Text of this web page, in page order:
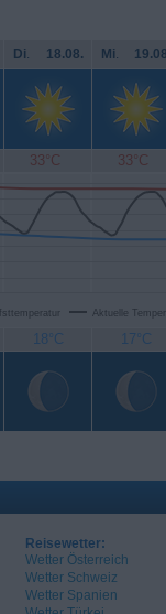
Di. 18.08. Mi.
33°C 33°C
Aktuelle
18°C 17°C
Reisewetter:
Wetter Österreich
Wetter Schweiz
Wetter Spanien